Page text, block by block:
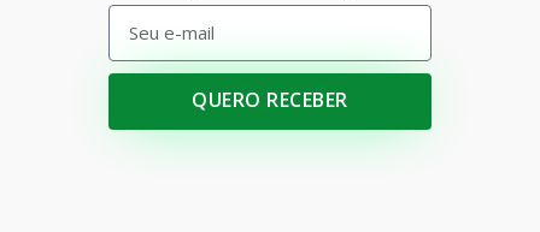
QUERO RECEBER